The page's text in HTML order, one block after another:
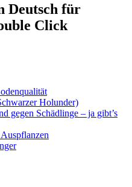
Deutsch für
Click
Holunder)
gegen Schädlinge – ja gibt’s